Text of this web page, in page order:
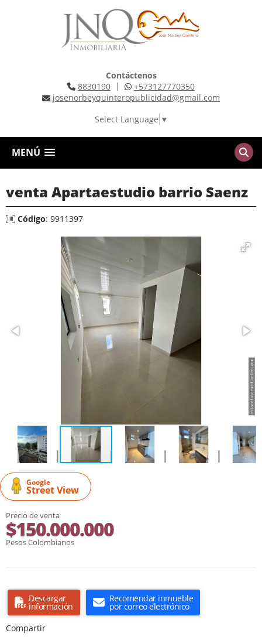
Contáctenos
8830190 |
+573127770350
josenorbeyquinteropublicidad@gmail.com
Select Language ▼
MENÚ
venta Apartaestudio barrio Saenz
Código: 9911397
Google
Street View
Precio de venta
$150.000.000
Pesos Colombianos
Descargar
información
Recomendar inmueble
por correo electrónico
Compartir